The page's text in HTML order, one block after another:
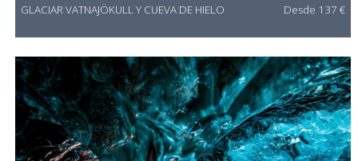
GLACIAR VATNAJÖKULL Y CUEVA DE HIELO Desde 137 €